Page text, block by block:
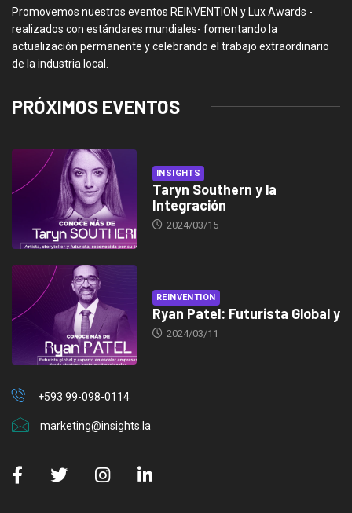
Promovemos nuestros eventos REINVENTION y Lux Awards -
realizados con estándares mundiales- fomentando la
actualización permanente y celebrando el trabajo extraordinario
de la industria local.
PRÓXIMOS EVENTOS
INSIGHTS
Taryn Southern y la
Integración
2024/03/15
REINVENTION
Ryan Patel: Futurista Global y
2024/03/11
+593 99-098-0114
marketing@insights.la